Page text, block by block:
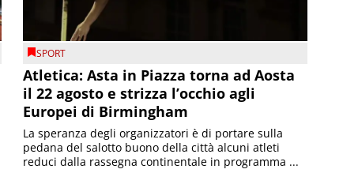
SPORT
Atletica: Asta in Piazza torna ad Aosta
il 22 agosto e strizza l’occhio agli
Europei di Birmingham
La speranza degli organizzatori è di portare sulla
pedana del salotto buono della città alcuni atleti
reduci dalla rassegna continentale in programma ...